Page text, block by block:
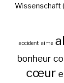
Wissenschaft
accident aime
bonheur
cœur